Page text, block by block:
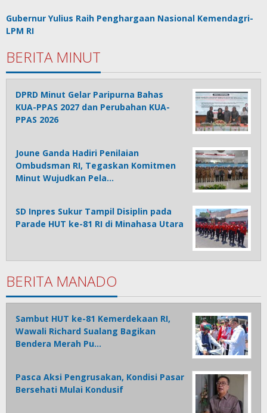
Gubernur Yulius Raih Penghargaan Nasional Kemendagri-
LPM RI
BERITA MINUT
DPRD Minut Gelar Paripurna Bahas
KUA-PPAS 2027 dan Perubahan KUA-
PPAS 2026
Joune Ganda Hadiri Penilaian
Ombudsman RI, Tegaskan Komitmen
Minut Wujudkan Pela…
SD Inpres Sukur Tampil Disiplin pada
Parade HUT ke-81 RI di Minahasa Utara
BERITA MANADO
Sambut HUT ke-81 Kemerdekaan RI,
Wawali Richard Sualang Bagikan
Bendera Merah Pu…
Pasca Aksi Pengrusakan, Kondisi Pasar
Bersehati Mulai Kondusif